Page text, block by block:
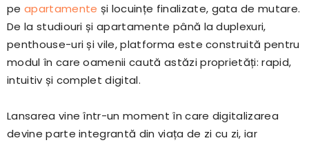
pe apartamente și locuințe finalizate, gata de mutare.
De la studiouri și apartamente până la duplexuri,
penthouse-uri și vile, platforma este construită pentru
modul în care oamenii caută astăzi proprietăți: rapid,
intuitiv și complet digital.
Lansarea vine într-un moment în care digitalizarea
devine parte integrantă din viața de zi cu zi, iar